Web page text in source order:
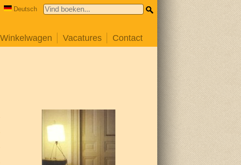
Deutsch
Winkelwagen Vacatures Contact